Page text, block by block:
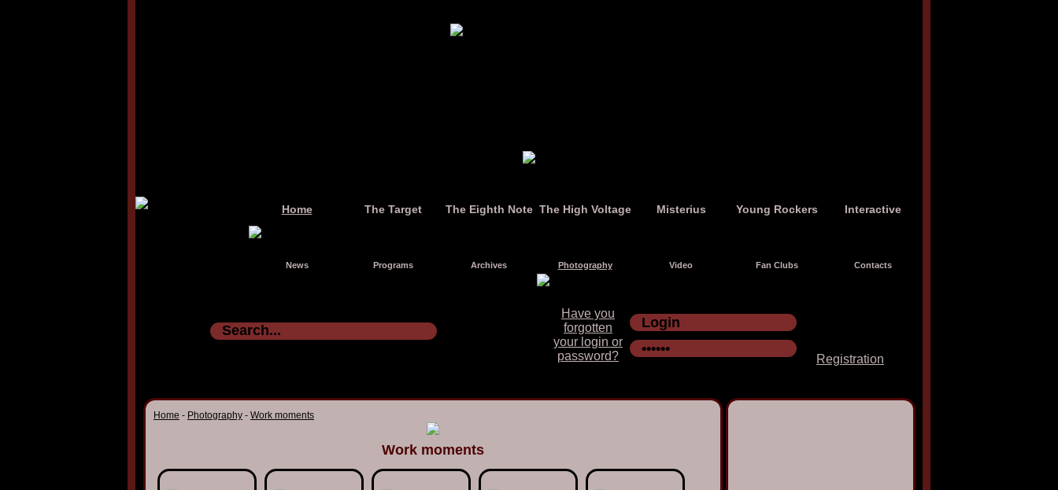
Home The Target The Eighth Note The High Voltage Misterius Young Rockers Interactive
News Programs Archives Photography Video Fan Clubs Contacts
Have you
forgotten
your login or
password?
Registration
Home - Photography - Work moments
Work moments